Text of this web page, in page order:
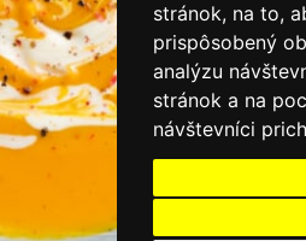
stránok, na to,
prispôsobený
analýzu
stránok a na
návštevníci
Ochrana
Cookies
Moje
Pridať